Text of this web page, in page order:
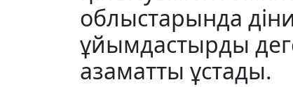
облыстарында
ұйымдастырды
азаматты ұстады.